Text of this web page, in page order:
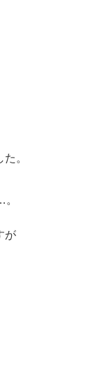
。
が